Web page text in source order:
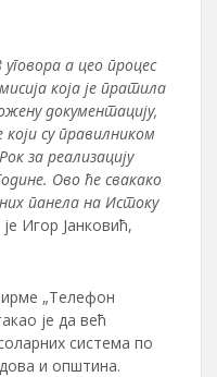
а цео процес
која је пратила
документацију,
који су правилником
за реализацију
Ово ће свакако
панела на Истоку
Игор Јанковић,
„Телефон
је да већ
система по
и општина.